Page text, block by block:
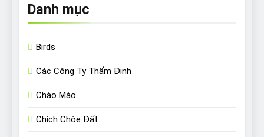
Danh mục
Birds
Các Công Ty Thẩm Định
Chào Mào
Chích Chòe Đất